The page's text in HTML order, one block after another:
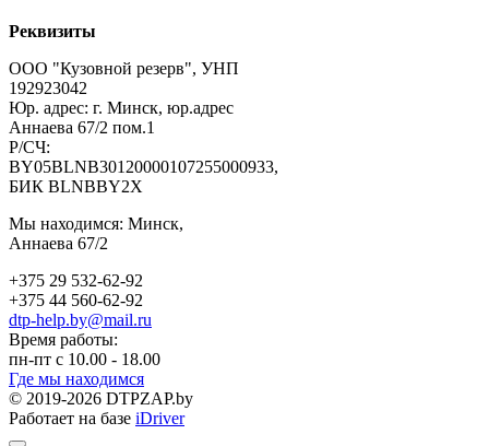
Реквизиты
ООО "Кузовной резерв", УНП
192923042
Юр. адрес: г. Минск, юр.адрес
Аннаева 67/2 пом.1
Р/СЧ:
BY05BLNB30120000107255000933,
БИК BLNBBY2X
Мы находимся: Минск,
Аннаева 67/2
+375 29 532-62-92
+375 44 560-62-92
dtp-help.by@mail.ru
Время работы:
пн-пт с 10.00 - 18.00
Где мы находимся
© 2019-2026 DTPZAP.by
Работает на базе iDriver